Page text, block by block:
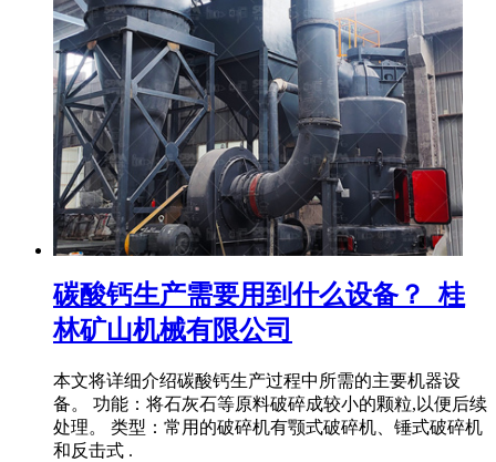
碳酸钙生产需要用到什么设备？_桂
林矿山机械有限公司
本文将详细介绍碳酸钙生产过程中所需的主要机器设
备。 功能：将石灰石等原料破碎成较小的颗粒,以便后续
处理。 类型：常用的破碎机有颚式破碎机、锤式破碎机
和反击式 .